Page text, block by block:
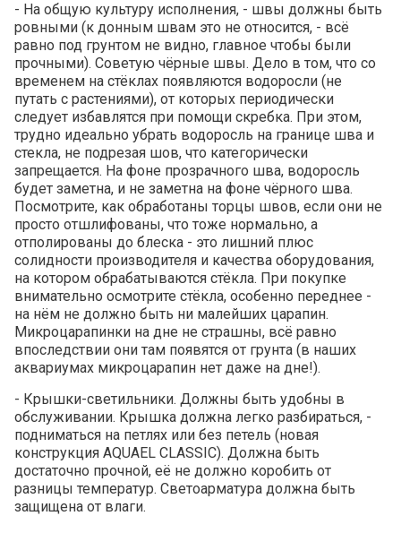
- На общую культуру исполнения, - швы должны быть
ровными (к донным швам это не относится, - всё
равно под грунтом не видно, главное чтобы были
прочными). Советую чёрные швы. Дело в том, что со
временем на стёклах появляются водоросли (не
путать с растениями), от которых периодически
следует избавлятся при помощи скребка. При этом,
трудно идеально убрать водоросль на границе шва и
стекла, не подрезая шов, что категорически
запрещается. На фоне прозрачного шва, водоросль
будет заметна, и не заметна на фоне чёрного шва.
Посмотрите, как обработаны торцы швов, если они не
просто отшлифованы, что тоже нормально, а
отполированы до блеска - это лишний плюс
солидности производителя и качества оборудования,
на котором обрабатываются стёкла. При покупке
внимательно осмотрите стёкла, особенно переднее -
на нём не должно быть ни малейших царапин.
Микроцарапинки на дне не страшны, всё равно
впоследствии они там появятся от грунта (в наших
аквариумах микроцарапин нет даже на дне!).
- Крышки-светильники. Должны быть удобны в
обслуживании. Крышка должна легко разбираться, -
подниматься на петлях или без петель (новая
конструкция AQUAEL CLASSIC). Должна быть
достаточно прочной, её не должно коробить от
разницы температур. Светоарматура должна быть
защищена от влаги.